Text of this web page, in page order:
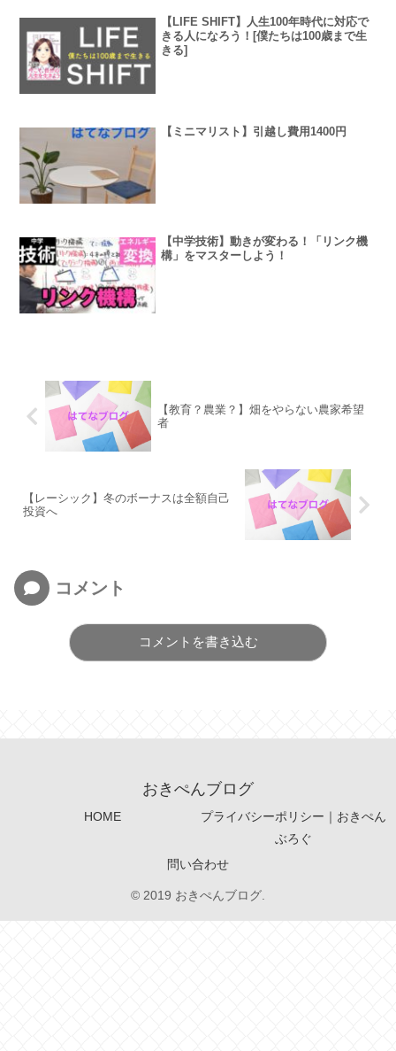
【LIFE SHIFT】人生100年時代に対応で
きる人になろう！[僕たちは100歳まで生
きる]
【ミニマリスト】引越し費用1400円
【中学技術】動きが変わる！「リンク機
構」をマスターしよう！
【教育？農業？】畑をやらない農家希望
者
【レーシック】冬のボーナスは全額自己
投資へ
コメント
コメントを書き込む
おきぺんブログ
HOME
プライバシーポリシー｜おきぺん
ぶろぐ
問い合わせ
© 2019 おきぺんブログ.